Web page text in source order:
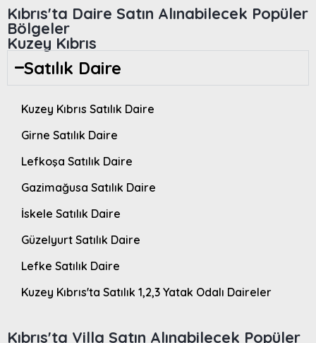
Kıbrıs'ta Daire Satın Alınabilecek Popüler
Bölgeler
Kuzey Kıbrıs
Satılık Daire
Kuzey Kıbrıs Satılık Daire
Girne Satılık Daire
Lefkoşa Satılık Daire
Gazimağusa Satılık Daire
İskele Satılık Daire
Güzelyurt Satılık Daire
Lefke Satılık Daire
Kuzey Kıbrıs'ta Satılık 1,2,3 Yatak Odalı Daireler
Kıbrıs'ta Villa Satın Alınabilecek Popüler